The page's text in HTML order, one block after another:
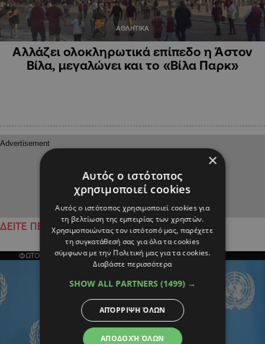
ΑΘΛΗΤΙΚΑ
Αλλάζει ολοκληρωτικά επίπεδο η Άστον
Βίλα, μεγαλώνει και το «Βίλα Παρκ»
ΔΕΙΤΕ ΠΕΡΙΣΣΟΤΕΡΑ
ΦΩΤΟΓΡΑΦΙΑ ΤΗΣ ΗΜΕΡΑΣ
×
Αυτός ο ιστότοπος
χρησιμοποιεί cookies
Αυτός ο ιστότοπος χρησιμοποιεί cookies για
τη βελτίωση της εμπειρίας των χρηστών.
Χρησιμοποιώντας τον ιστότοπό μας, παρέχετε
τη συγκατάθεσή σας για όλα τα cookies
σύμφωνα με την Πολιτική μας για τα cookies.
Διαβάστε περισσότερα
SHOW ALL PARTNERS (1499) →
ΑΠΟΔΟΧΉ ΌΛΩΝ
ΑΠΌΡΡΙΨΗ ΌΛΩΝ